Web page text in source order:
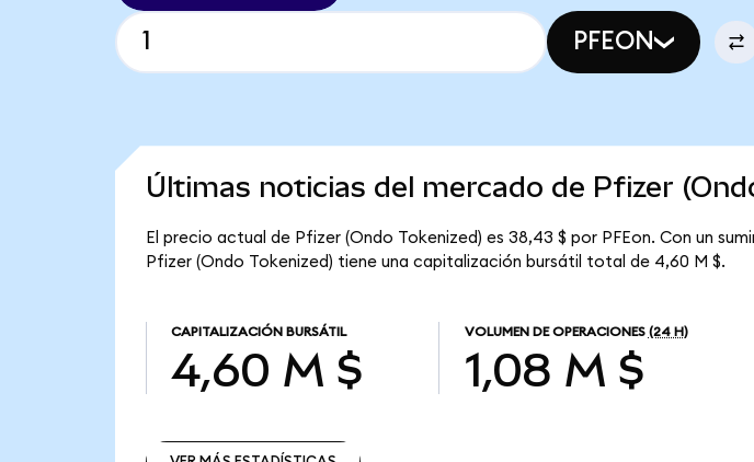
PFEON
Últimas noticias del mercado de Pfizer
El precio actual de Pfizer (Ondo Tokenized) es 38,43 $ por PFEon. Con un
Pfizer (Ondo Tokenized) tiene una capitalización bursátil total de 4,60 M $.
CAPITALIZACIÓN BURSÁTIL
4,60 M $
VOLUMEN DE OPERACIONES (24 H)
1,08 M $